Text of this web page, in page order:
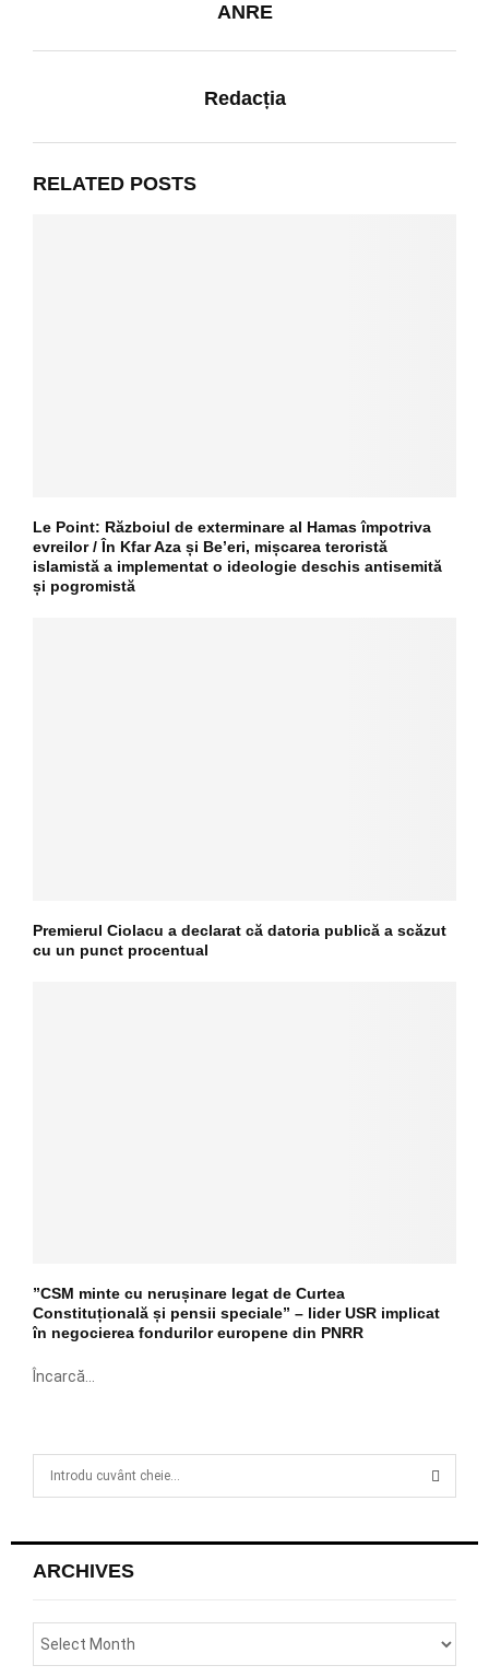
ANRE
Redacția
RELATED POSTS
Le Point: Războiul de exterminare al Hamas împotriva
evreilor / În Kfar Aza și Be’eri, mișcarea teroristă
islamistă a implementat o ideologie deschis antisemită
și pogromistă
Premierul Ciolacu a declarat că datoria publică a scăzut
cu un punct procentual
”CSM minte cu nerușinare legat de Curtea
Constituțională și pensii speciale” – lider USR implicat
în negocierea fondurilor europene din PNRR
Încarcă...
h
o
:
ARCHIVES